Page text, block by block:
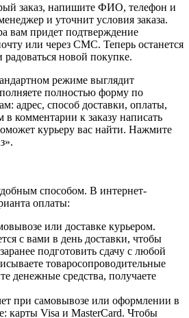
заказ, напишите ФИО, телефон и
и уточнит условия заказа.
вам придет подтверждение
или через СМС. Теперь останется
радоваться новой покупке.
режиме выглядит
полностью форму по
адрес, способ доставки, оплаты,
в комментарии к заказу написать
курьеру вас найти. Нажмите
способом. В интернет-
оплаты:
или доставке курьером.
с вами в день доставки, чтобы
подготовить сдачу с любой
товаросопроводительные
денежные средства, получаете
при самовывозе или оформлении в
карты Visa и MasterCard. Чтобы